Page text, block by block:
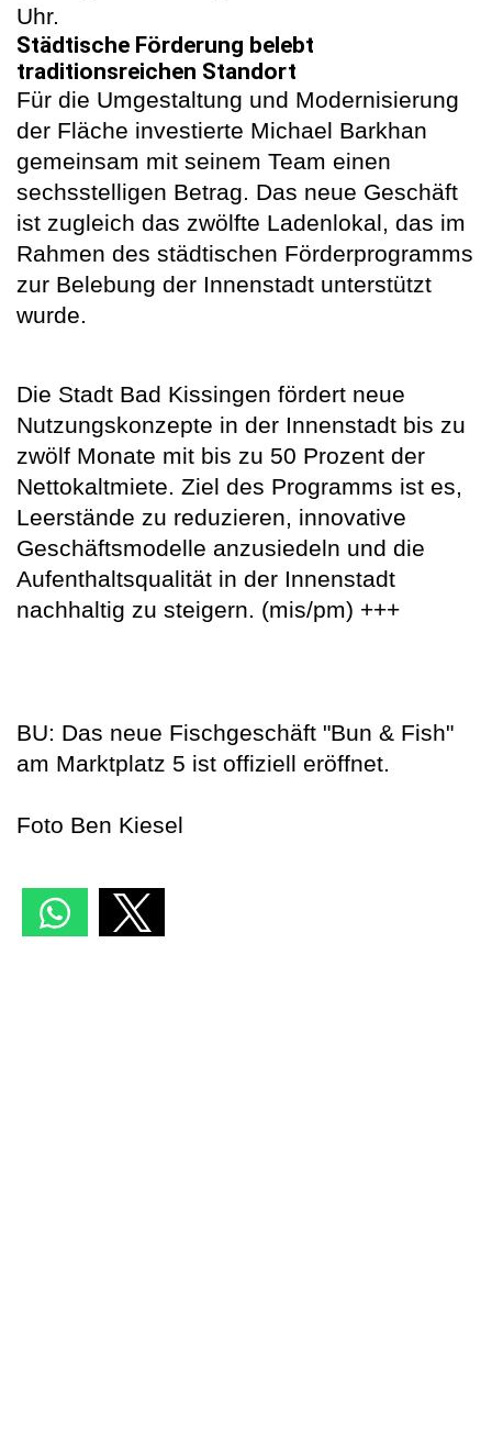
Uhr.
Städtische Förderung belebt
traditionsreichen Standort
Für die Umgestaltung und Modernisierung
der Fläche investierte Michael Barkhan
gemeinsam mit seinem Team einen
sechsstelligen Betrag. Das neue Geschäft
ist zugleich das zwölfte Ladenlokal, das im
Rahmen des städtischen Förderprogramms
zur Belebung der Innenstadt unterstützt
wurde.
Die Stadt Bad Kissingen fördert neue
Nutzungskonzepte in der Innenstadt bis zu
zwölf Monate mit bis zu 50 Prozent der
Nettokaltmiete. Ziel des Programms ist es,
Leerstände zu reduzieren, innovative
Geschäftsmodelle anzusiedeln und die
Aufenthaltsqualität in der Innenstadt
nachhaltig zu steigern. (mis/pm) +++
BU: Das neue Fischgeschäft "Bun & Fish"
am Marktplatz 5 ist offiziell eröffnet.
Foto Ben Kiesel